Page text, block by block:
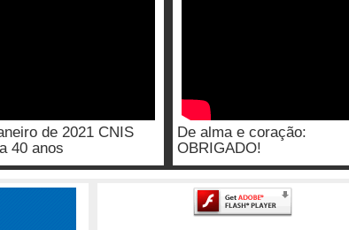
de 2021 CNIS
40 anos
De alma e coração:
OBRIGADO!